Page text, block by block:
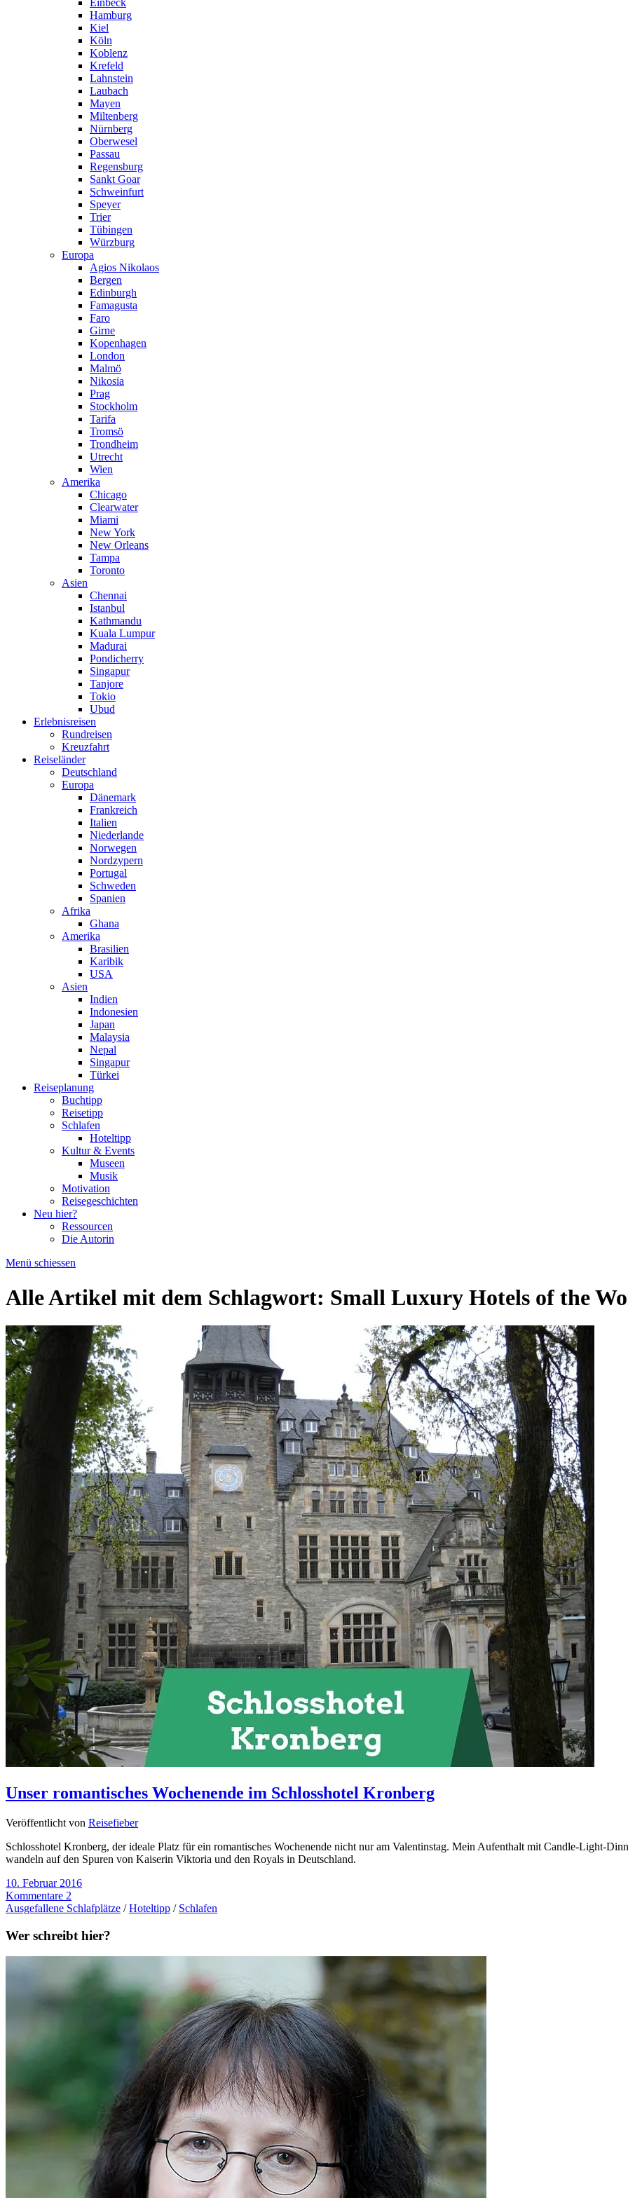
Einbeck
Hamburg
Kiel
Köln
Koblenz
Krefeld
Lahnstein
Laubach
Mayen
Miltenberg
Nürnberg
Oberwesel
Passau
Regensburg
Sankt Goar
Schweinfurt
Speyer
Trier
Tübingen
Würzburg
Europa
Agios Nikolaos
Bergen
Edinburgh
Famagusta
Faro
Girne
Kopenhagen
London
Malmö
Nikosia
Prag
Stockholm
Tarifa
Tromsö
Trondheim
Utrecht
Wien
Amerika
Chicago
Clearwater
Miami
New York
New Orleans
Tampa
Toronto
Asien
Chennai
Istanbul
Kathmandu
Kuala Lumpur
Madurai
Pondicherry
Singapur
Tanjore
Tokio
Ubud
Erlebnisreisen
Rundreisen
Kreuzfahrt
Reiseländer
Deutschland
Europa
Dänemark
Frankreich
Italien
Niederlande
Norwegen
Nordzypern
Portugal
Schweden
Spanien
Afrika
Ghana
Amerika
Brasilien
Karibik
USA
Asien
Indien
Indonesien
Japan
Malaysia
Nepal
Singapur
Türkei
Reiseplanung
Buchtipp
Reisetipp
Schlafen
Hoteltipp
Kultur & Events
Museen
Musik
Motivation
Reisegeschichten
Neu hier?
Ressourcen
Die Autorin
Menü schiessen
Alle Artikel mit dem Schlagwort: Small Luxury Hotels of the
Unser romantisches Wochenende im Schlosshotel Kronberg
Veröffentlicht von Reisefieber
Schlosshotel Kronberg, der ideale Platz für ein romantisches Wochenende nicht nur am Valentinstag. Mein Aufenthalt mit Candle-Light-
wandeln auf den Spuren von Kaiserin Viktoria und den Royals in Deutschland.
10. Februar 2016
Kommentare 2
Ausgefallene Schlafplätze /Hoteltipp / Schlafen
Wer schreibt hier?